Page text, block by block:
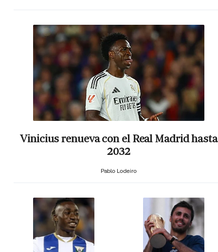
Vinicius renueva con el Real Madrid hasta
2032
Pablo Lodeiro